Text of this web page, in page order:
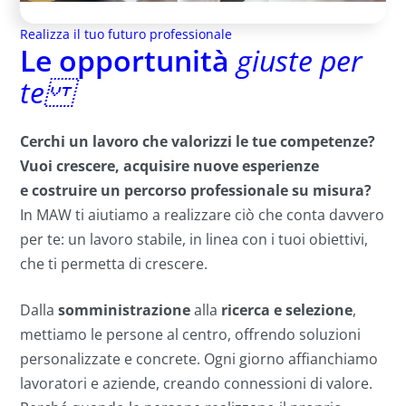
Realizza il tuo futuro professionale
Le opportunitàgiuste per
te
Cerchi un lavoro che valorizzi le tue competenze?
Vuoi crescere, acquisire nuove esperienze
e costruire un percorso professionale su misura?
In MAW ti aiutiamo a realizzare ciò che conta davvero
per te: un lavoro stabile, in linea con i tuoi obiettivi,
che ti permetta di crescere.
Dallasomministrazionealla ricerca e selezione,
mettiamo le persone al centro, offrendo soluzioni
personalizzate e concrete. Ogni giorno affianchiamo
lavoratori e aziende, creando connessioni di valore.